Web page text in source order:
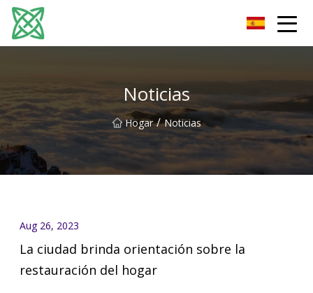
Noticias
Hogar / Noticias
Aug 26, 2023
La ciudad brinda orientación sobre la
restauración del hogar